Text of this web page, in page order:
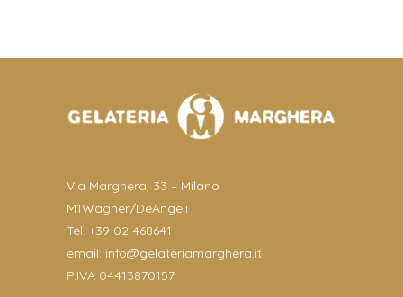
Via Marghera, 33 – Milano
M1Wagner/DeAngeli
Tel. +39 02 468641
email: info@gelateriamarghera.it
P.IVA 04413870157